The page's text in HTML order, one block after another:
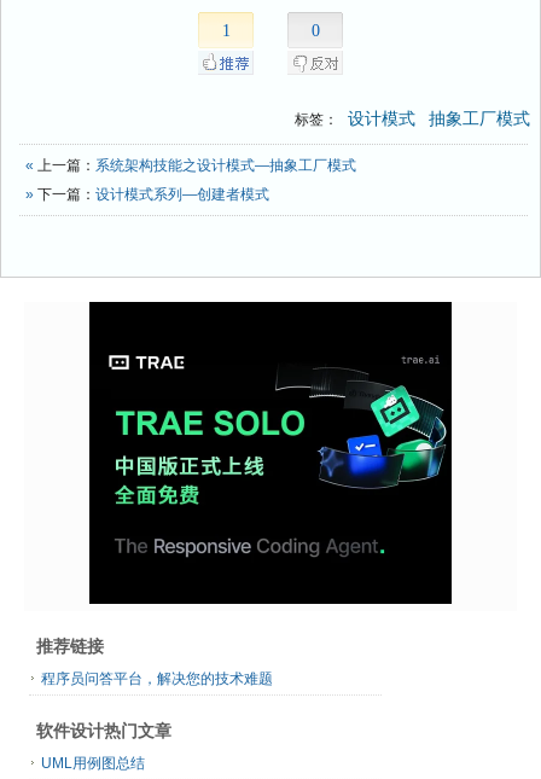
1 0
标签： 设计模式 抽象工厂模式
« 上一篇： 系统架构技能之设计模式—抽象工厂模式
» 下一篇： 设计模式系列—创建者模式
推荐链接
程序员问答平台，解决您的技术难题
软件设计热门文章
UML用例图总结